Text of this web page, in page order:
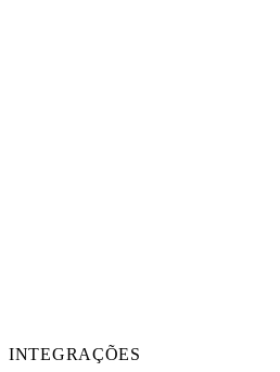
INTEGRAÇÕES